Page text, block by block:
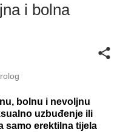
i bolna
bolnu i nevoljnu
uzbuđenje ili
samo erektilna tijela